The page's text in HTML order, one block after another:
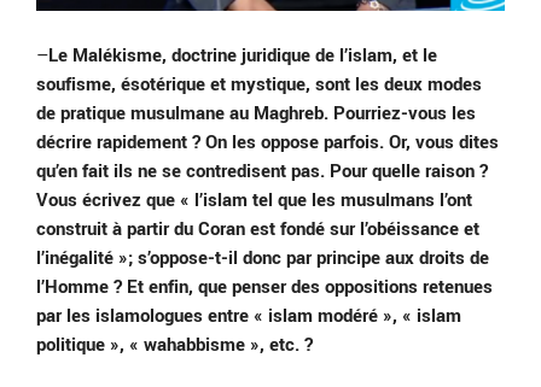
–Le Malékisme, doctrine juridique de l’islam, et le
soufisme, ésotérique et mystique, sont les deux modes
de pratique musulmane au Maghreb. Pourriez-vous les
décrire rapidement ? On les oppose parfois. Or, vous dites
qu’en fait ils ne se contredisent pas. Pour quelle raison ?
Vous écrivez que « l’islam tel que les musulmans l’ont
construit à partir du Coran est fondé sur l’obéissance et
l’inégalité »; s’oppose-t-il donc par principe aux droits de
l’Homme ? Et enfin, que penser des oppositions retenues
par les islamologues entre « islam modéré », « islam
politique », « wahabbisme », etc. ?